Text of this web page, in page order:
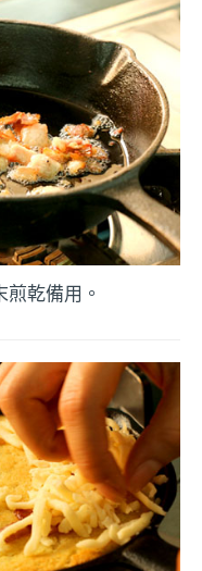
乾備用。